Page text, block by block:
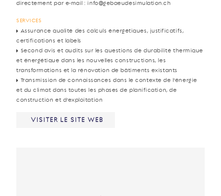
directement par e-mail : info@gebaeudesimulation.ch
SERVICES
Assurance qualité des calculs énergétiques, justificatifs,
certifications et labels
Second avis et audits sur les questions de durabilité thermique
et énergétique dans les nouvelles constructions, les
transformations et la rénovation de bâtiments existants
Transmission de connaissances dans le contexte de l’énergie
et du climat dans toutes les phases de planification, de
construction et d’exploitation
VISITER LE SITE WEB